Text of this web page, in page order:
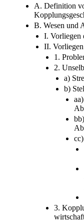
A. Definition
B. Wesen und
I. Vorliegen
II.
1.
2.
a)
b)
3.